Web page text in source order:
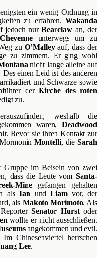
ein wenig Ordnung in
zu erfahren. Wakanda
jedoch nurBearclaw an, der
Cheyenne unterwegs um zu
zu O’Malleyauf, dass der
zu zimmern. Er ging wohl
nicht lange alleine auf
einen Leid ist des anderen
und Schwarze sowie
derKirche des roten
zu.
weshalb die
waren, Deadwood
Bevor sie ihren Kontakt zur
Montelli, die Sarah
Gruppe im Beisein von zwei
dass die Leute vom Santa-
Minegefangen gehalten
alsIan undLiam vor, der
als Makoto Morimoto. Als
Senator Hurst oder
wollte er nicht ausschließen.
angekommen und evtl.
Chinesenviertel herrschen
Lee.